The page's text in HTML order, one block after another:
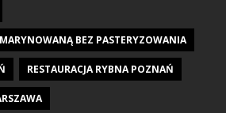
BEZ PASTERYZOWANIA
RESTAURACJA RYBNA POZNAŃ